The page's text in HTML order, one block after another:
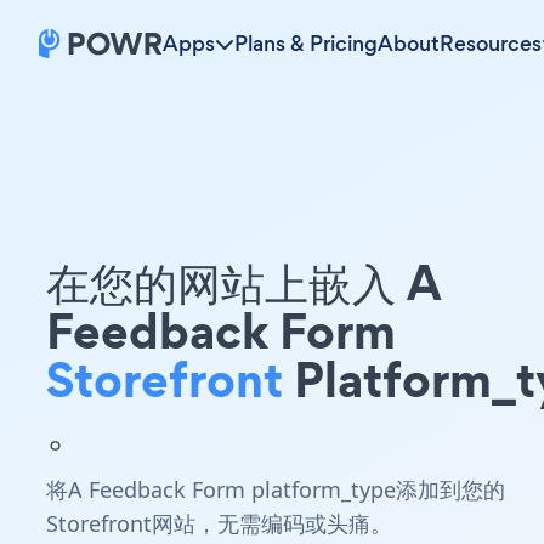
Apps Plans & PricingAboutResources
在您的网站上嵌入 A
Feedback Form
Storefront
。
将A Feedback Form platform_type添加到您的
Storefront网站，无需编码或头痛。